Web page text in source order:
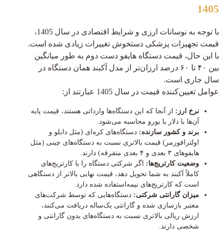
1405
با توجه به نوسانات ارزی و شرایط اقتصادی در سال 1405،
قیمت تجهیزات پزشکی دستخوش تغییرات زیادی شده است.
با این حال، قیمت دستگاه هایفو دست دوم به طور میانگین
بین ۴۰ تا ۶۰ درصد ارزان‌تر از مدل آکبند همان دستگاه در
سال جاری است.
عوامل تعیین‌کننده قیمت در سال 1405 عبارتند از:
نرخ ارز: از آنجا که این دستگاه‌ها وارداتی هستند، قیمت پایه
آن‌ها با دلار یا یورو محاسبه می‌شود.
برند و کشور سازنده: دستگاه‌های کره‌ای (مثل دابلو و
اولترافورمر) قیمت بالاتری نسبت به دستگاه‌های چینی (مثل
هایفوهای ۳ بعدی و ۴ بعدی متفرقه) دارند.
وضعیت کارتریج‌ها: اگر شرکتی دستگاه را با کارتریج‌های
کاملاً آکبند به شما تحویل دهد، قیمت نهایی بالاتر از دستگاهی
است که کارتریج‌های نیمه‌استفاده شده دارد.
میزان گارانتی شرکتی: دستگاه‌هایی که توسط شرکت‌های
معتبر بازسازی شده و گارانتی یک‌ساله دریافت می‌کنند،
ارزش ریالی بالاتری نسبت به دستگاه‌های بدون گارانتی و
شخصی دارند.